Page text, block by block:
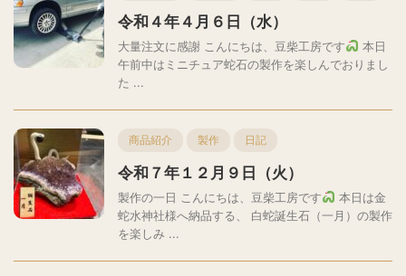
令和４年４月６日（水）
大量注文に感謝 こんにちは、豆柴工房です
本日
午前中はミニチュア蛇石の製作を楽しんでおりまし
た ...
商品紹介 製作 日記
令和７年１２月９日（火）
製作の一日 こんにちは、豆柴工房です
本日は金
蛇水神社様へ納品する、 白蛇誕生石（一月）の製作
を楽しみ ...